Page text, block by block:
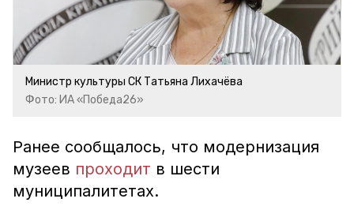
Министр культуры СК Татьяна Лихачёва
Фото: ИА «Победа26»
Ранее сообщалось, что модернизация
музеев проходит в шести
муниципалитетах.